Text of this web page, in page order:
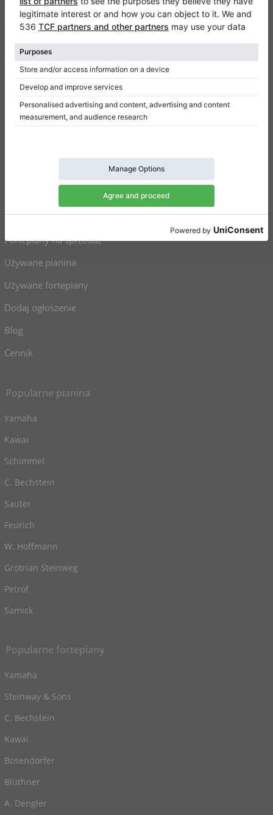
Częste pytania
O nas
Dodaj opinie
Regulamin
Polityka prywatności
Pianina na sprzedaż
Fortepiany na sprzedaż
Używane pianina
Używane fortepiany
Dodaj ogłoszenie
Blog
Cennik
Popularne pianina
Yamaha
Kawai
Schimmel
C. Bechstein
Sauter
Feurich
W. Hoffmann
Grotrian Steinweg
Petrof
Samick
Popularne fortepiany
Yamaha
Steinway & Sons
C. Bechstein
Kawai
Bosendorfer
Blüthner
A. Dengler